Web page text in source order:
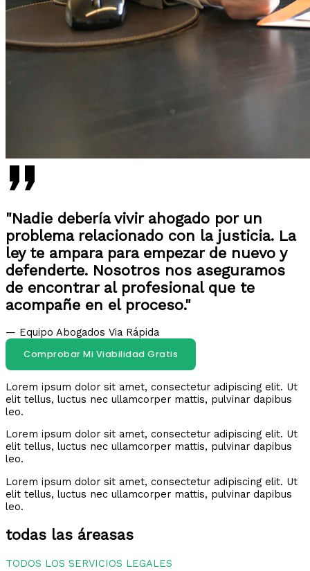
"Nadie debería vivir ahogado por un
problema relacionado con la justicia. La
ley te ampara para empezar de nuevo y
defenderte. Nosotros nos aseguramos
de encontrar al profesional que te
acompañe en el proceso."
— Equipo Abogados Via Rápida
Comprobar Mi Viabilidad Gratis
Lorem ipsum dolor sit amet, consectetur adipiscing elit. Ut
elit tellus, luctus nec ullamcorper mattis, pulvinar dapibus
leo.
Lorem ipsum dolor sit amet, consectetur adipiscing elit. Ut
elit tellus, luctus nec ullamcorper mattis, pulvinar dapibus
leo.
Lorem ipsum dolor sit amet, consectetur adipiscing elit. Ut
elit tellus, luctus nec ullamcorper mattis, pulvinar dapibus
leo.
todas las áreasas
TODOS LOS SERVICIOS LEGALES